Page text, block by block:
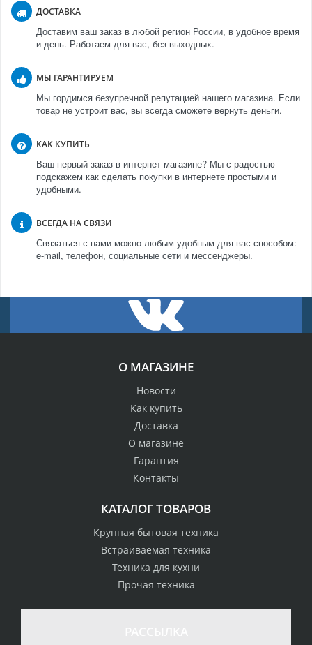
ДОСТАВКА
Доставим ваш заказ в любой регион России, в удобное время
и день. Работаем для вас, без выходных.
МЫ ГАРАНТИРУЕМ
Мы гордимся безупречной репутацией нашего магазина. Если
товар не устроит вас, вы всегда сможете вернуть деньги.
КАК КУПИТЬ
Ваш первый заказ в интернет-магазине? Мы с радостью
подскажем как сделать покупки в интернете простыми и
удобными.
ВСЕГДА НА СВЯЗИ
Связаться с нами можно любым удобным для вас способом:
e-mail, телефон, социальные сети и мессенджеры.
О МАГАЗИНЕ
Новости
Как купить
Доставка
О магазине
Гарантия
Контакты
КАТАЛОГ ТОВАРОВ
Крупная бытовая техника
Встраиваемая техника
Техника для кухни
Прочая техника